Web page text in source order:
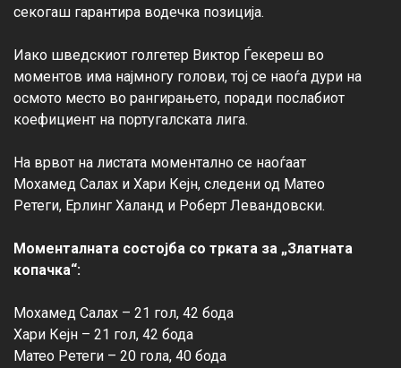
секогаш гарантира водечка позиција.
Иако шведскиот голгетер Виктор Ѓекереш во
моментов има најмногу голови, тој се наоѓа дури на
осмото место во рангирањето, поради послабиот
коефициент на португалската лига.
На врвот на листата моментално се наоѓаат
Мохамед Салах и Хари Кејн, следени од Матео
Ретеги, Ерлинг Халанд и Роберт Левандовски.
Моменталната состојба со трката за „Златната
копачка“:
Мохамед Салах – 21 гол, 42 бода
Хари Кејн – 21 гол, 42 бода
Матео Ретеги – 20 гола, 40 бода